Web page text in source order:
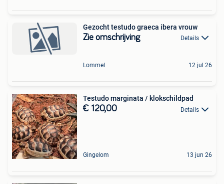
Gezocht testudo graeca ibera vrouw
Zie omschrijving Details
Lommel 12 jul 26
Testudo marginata / klokschildpad
€ 120,00 Details
Gingelom 13 jun 26